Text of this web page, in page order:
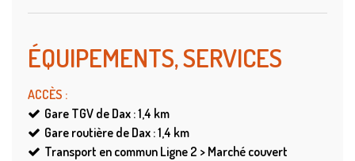
ÉQUIPEMENTS, SERVICES
ACCÈS :
Gare TGV de Dax : 1,4 km
Gare routière de Dax : 1,4 km
Transport en commun Ligne 2 > Marché couvert